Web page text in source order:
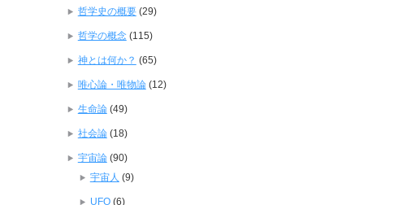
哲学史の概要(29)
哲学の概念(115)
神とは何か？ (65)
唯心論・唯物論(12)
生命論(49)
社会論(18)
宇宙論(90)
宇宙人 (9)
UFO(6)